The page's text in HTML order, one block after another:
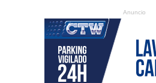
Anuncio